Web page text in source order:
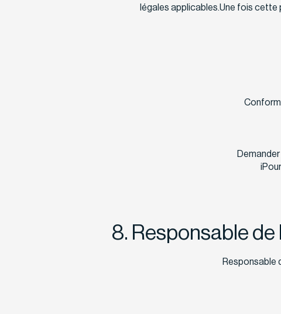
légales applicables.Une fois cette
8. Responsable
Responsable